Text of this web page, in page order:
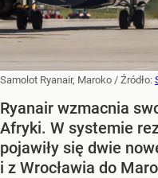
Samolot Ryanair, Maroko / Źródło:
Ryanair wzmacnia
Afryki. W systemie
pojawiły się dwie
i z Wrocławia do